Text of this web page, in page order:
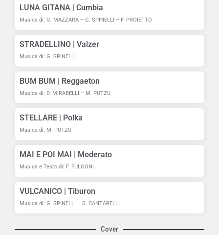
Fausto Fulgoni "MAI E POI MAI" Canale Italia
Giuseppe, Francesco e Paolino "BELLA CIAO
LUNA GITANA | Cumbia
Musica di: G. MAZZARA – G. SPINELLI – F. PROIETTO
STRADELLINO | Valzer
Musica di: G. SPINELLI
BUM BUM | Reggaeton
Musica di: D. MIRABELLI – M. PUTZU
STELLARE | Polka
Musica di: M. PUTZU
MAI E POI MAI | Moderato
Musica e Testo di: F. FULGONI
VULCANICO | Tiburon
Musica di: G. SPINELLI – S. CANTARELLI
Cover